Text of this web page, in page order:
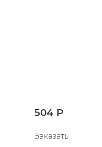
504 Р
Заказать